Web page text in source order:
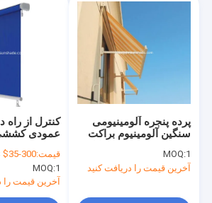
عمودی
قیمت:$35-300
MOQ:1
آخرین قیمت را
پرده پنجره آلومینیومی
سنگین آلومینیوم براکت
باز کردن
MOQ:1
آخرین قیمت را دریافت کنید